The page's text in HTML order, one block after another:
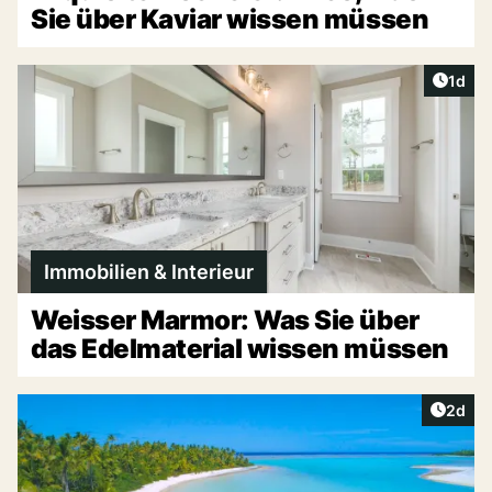
Sie über Kaviar wissen müssen
1d
Immobilien & Interieur
Weisser Marmor: Was Sie über
das Edelmaterial wissen müssen
2d